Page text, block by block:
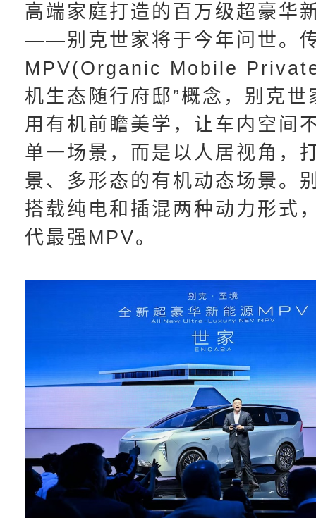
高端家庭打造的百万级超豪华
——别克世家将于今年问世。
MPV(Organic Mobile
机生态随行府邸”概念，别克世
用有机前瞻美学，让车内空间
单⼀场景，而是以人居视角，
景、多形态的有机动态场景。
搭载纯电和插混两种动力形式
代最强MPV。